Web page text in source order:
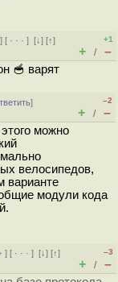
] [ · · ·][↓] [↑]
+1
+ / –
🥣 варят
]
–2
+ / –
можно
велосипедов,
варианте
модули кода
] [ · · ·][↓] [↑]
–3
+ / –